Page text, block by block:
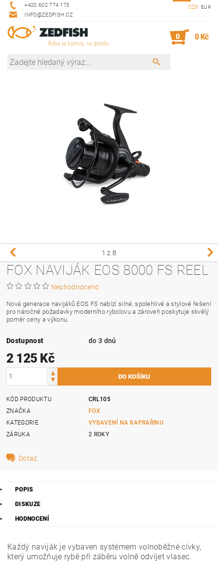
+420 602 774 173
INFO@ZEDFISH.CZ
CZK EUR
0 0 Kč
1 z 8
FOX NAVIJÁK EOS 8000 FS REEL
Neohodnoceno
Nová generace navijáků EOS FS nabízí silné, spolehlivé a stylové řešení
pro náročné požadavky moderního rybolovu a zároveň poskytuje skvělý
poměr ceny a výkonu.
Dostupnost do 3 dnů
2 125 Kč
KÓD PRODUKTU
CRL105
ZNAČKA
FOX
KATEGORIE
VYBAVENÍ NA KAPRAŘINU
ZÁRUKA
2 ROKY
Dotaz
POPIS
DISKUZE
HODNOCENÍ
Každý naviják je vybaven systémem volnoběžné cívky,
který umožňuje rybě při záběru volně odvíjet vlasec.